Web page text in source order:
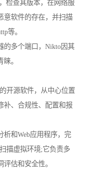
检查其版本，在网络服
意软件的存在，并扫描
等。
的多个端口，Nikto因其
。
开源软件，从中心位置
补、合规性、配置和报
析和Web应用程序，完
描虚拟环境;它负责多
估和安全性。